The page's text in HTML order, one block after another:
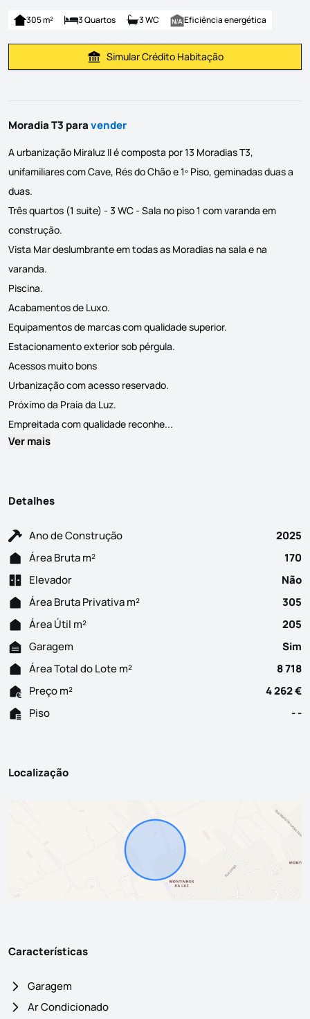
305 m² 3 Quartos 3 WC Eficiência energética
Simular Prestação
Simular Crédito Habitação
Moradia T3 paravender
A urbanização Miraluz II é composta por 13 Moradias T3,
unifamiliares com Cave, Rés do Chão e 1º Piso, geminadas duas a
duas.
Três quartos (1 suite) - 3 WC - Sala no piso 1 com varanda em
construção.
Vista Mar deslumbrante em todas as Moradias na sala e na
varanda.
Piscina.
Acabamentos de Luxo.
Equipamentos de marcas com qualidade superior.
Estacionamento exterior sob pérgula.
Acessos muito bons
Urbanização com acesso reservado.
Próximo da Praia da Luz.
Empreitada com qualidade reconhe...
Ver mais
Detalhes
Ano de Construção
2025
Área Bruta m²
170
Elevador
Não
Área Bruta Privativa m²
305
Área Útil m²
205
Garagem
Sim
Área Total do Lote m²
8 718
Preço m²
4 262 €
Piso
- -
Localização
Características
Garagem
Ar Condicionado